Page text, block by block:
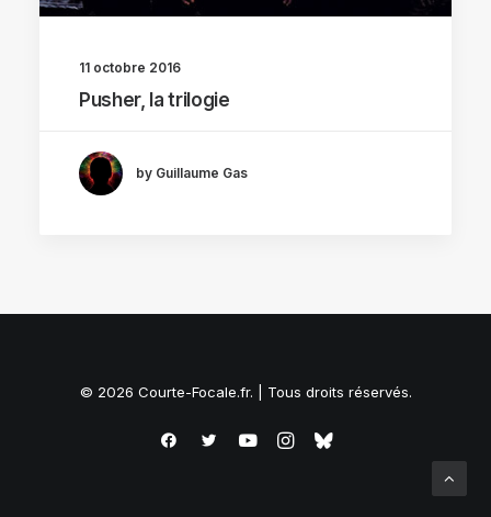
11 octobre 2016
Pusher, la trilogie
by Guillaume Gas
© 2026 Courte-Focale.fr. | Tous droits réservés.